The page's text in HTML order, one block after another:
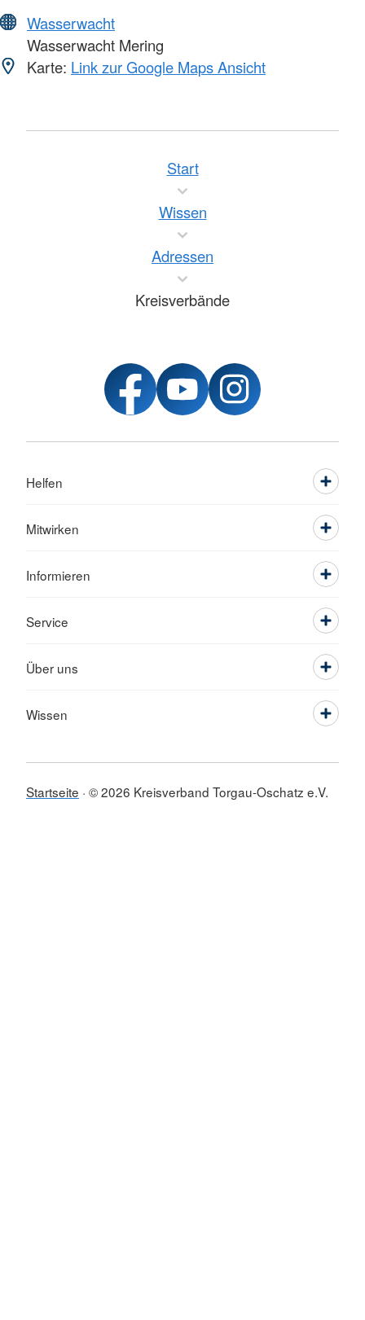
Wasserwacht
Wasserwacht Mering
Karte: Link zur Google Maps Ansicht
Start
Wissen
Adressen
Kreisverbände
Helfen
Mitwirken
Informieren
Service
Über uns
Wissen
Startseite © 2026 Kreisverband Torgau-Oschatz e.V.